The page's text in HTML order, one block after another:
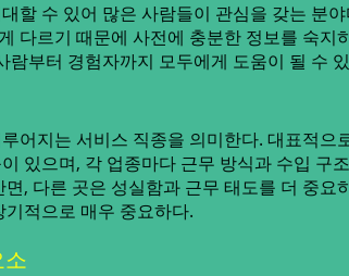
할 수 있어 많은 사람들이 관심을 갖는 분
다르기 때문에 사전에 충분한 정보를 숙지
부터 경험자까지 모두에게 도움이 될 수
어지는 서비스 직종을 의미한다. 대표적으
있으며, 각 업종마다 근무 방식과 수입 구
, 다른 곳은 성실함과 근무 태도를 더 중요
적으로 매우 중요하다.
소